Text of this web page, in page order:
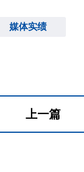
媒体实绩
上一篇